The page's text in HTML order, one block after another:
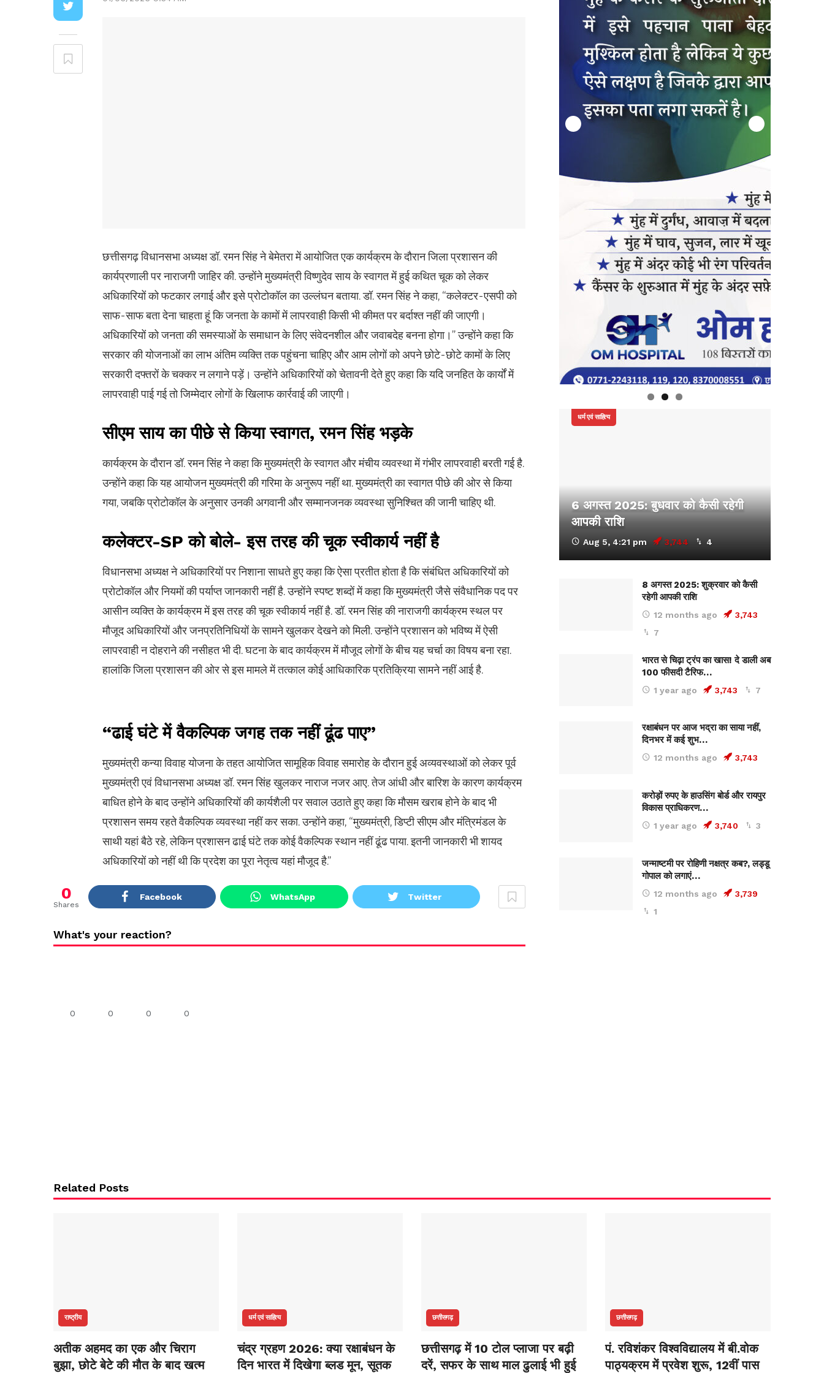
छत्तीसगढ़ विधानसभा अध्यक्ष डॉ. रमन सिंह ने बेमेतरा में आयोजित एक कार्यक्रम के दौरान जिला प्रशासन की
कार्यप्रणाली पर नाराजगी जाहिर की. उन्होंने मुख्यमंत्री विष्णुदेव साय के स्वागत में हुई कथित चूक को लेकर
अधिकारियों को फटकार लगाई और इसे प्रोटोकॉल का उल्लंघन बताया. डॉ. रमन सिंह ने कहा, “कलेक्टर-एसपी को
साफ-साफ बता देना चाहता हूं कि जनता के कामों में लापरवाही किसी भी कीमत पर बर्दाश्त नहीं की जाएगी।
अधिकारियों को जनता की समस्याओं के समाधान के लिए संवेदनशील और जवाबदेह बनना होगा।” उन्होंने कहा कि
सरकार की योजनाओं का लाभ अंतिम व्यक्ति तक पहुंचना चाहिए और आम लोगों को अपने छोटे-छोटे कामों के लिए
सरकारी दफ्तरों के चक्कर न लगाने पड़ें। उन्होंने अधिकारियों को चेतावनी देते हुए कहा कि यदि जनहित के कार्यों में
लापरवाही पाई गई तो जिम्मेदार लोगों के खिलाफ कार्रवाई की जाएगी।
सीएम साय का पीछे से किया स्वागत, रमन सिंह भड़के
कार्यक्रम के दौरान डॉ. रमन सिंह ने कहा कि मुख्यमंत्री के स्वागत और मंचीय व्यवस्था में गंभीर लापरवाही बरती गई है.
उन्होंने कहा कि यह आयोजन मुख्यमंत्री की गरिमा के अनुरूप नहीं था. मुख्यमंत्री का स्वागत पीछे की ओर से किया
गया, जबकि प्रोटोकॉल के अनुसार उनकी अगवानी और सम्मानजनक व्यवस्था सुनिश्चित की जानी चाहिए थी.
कलेक्टर-SP को बोले- इस तरह की चूक स्वीकार्य नहीं है
विधानसभा अध्यक्ष ने अधिकारियों पर निशाना साधते हुए कहा कि ऐसा प्रतीत होता है कि संबंधित अधिकारियों को
प्रोटोकॉल और नियमों की पर्याप्त जानकारी नहीं है. उन्होंने स्पष्ट शब्दों में कहा कि मुख्यमंत्री जैसे संवैधानिक पद पर
आसीन व्यक्ति के कार्यक्रम में इस तरह की चूक स्वीकार्य नहीं है. डॉ. रमन सिंह की नाराजगी कार्यक्रम स्थल पर
मौजूद अधिकारियों और जनप्रतिनिधियों के सामने खुलकर देखने को मिली. उन्होंने प्रशासन को भविष्य में ऐसी
लापरवाही न दोहराने की नसीहत भी दी. घटना के बाद कार्यक्रम में मौजूद लोगों के बीच यह चर्चा का विषय बना रहा.
हालांकि जिला प्रशासन की ओर से इस मामले में तत्काल कोई आधिकारिक प्रतिक्रिया सामने नहीं आई है.
“ढाई घंटे में वैकल्पिक जगह तक नहीं ढूंढ पाए”
मुख्यमंत्री कन्या विवाह योजना के तहत आयोजित सामूहिक विवाह समारोह के दौरान हुई अव्यवस्थाओं को लेकर पूर्व
मुख्यमंत्री एवं विधानसभा अध्यक्ष डॉ. रमन सिंह खुलकर नाराज नजर आए. तेज आंधी और बारिश के कारण कार्यक्रम
बाधित होने के बाद उन्होंने अधिकारियों की कार्यशैली पर सवाल उठाते हुए कहा कि मौसम खराब होने के बाद भी
प्रशासन समय रहते वैकल्पिक व्यवस्था नहीं कर सका. उन्होंने कहा, “मुख्यमंत्री, डिप्टी सीएम और मंत्रिमंडल के
साथी यहां बैठे रहे, लेकिन प्रशासन ढाई घंटे तक कोई वैकल्पिक स्थान नहीं ढूंढ पाया. इतनी जानकारी भी शायद
अधिकारियों को नहीं थी कि प्रदेश का पूरा नेतृत्व यहां मौजूद है.”
0
Shares
Facebook WhatsApp Twitter
What's your reaction?
0 0 0 0
धर्म एवं साहित्य
6 अगस्त 2025: बुधवार को कैसी रहेगी
आपकी राशि
Aug 5, 4:21 pm 3,744 4
8 अगस्त 2025: शुक्रवार को कैसी
रहेगी आपकी राशि
12 months ago
3,743
7
भारत से चिढ़ा ट्रंप का खास! दे डाली अब
100 फीसदी टैरिफ…
1 year ago 3,743 7
रक्षाबंधन पर आज भद्रा का साया नहीं,
दिनभर में कई शुभ…
12 months ago 3,743
करोड़ों रुपए के हाउसिंग बोर्ड और रायपुर
विकास प्राधिकरण…
1 year ago 3,740 3
जन्माष्टमी पर रोहिणी नक्षत्र कब?, लड्डू
गोपाल को लगाएं…
12 months ago
3,739
1
Related Posts
राष्ट्रीय
अतीक अहमद का एक और चिराग
बुझा, छोटे बेटे की मौत के बाद खत्म
धर्म एवं साहित्य
चंद्र ग्रहण 2026: क्या रक्षाबंधन के
दिन भारत में दिखेगा ब्लड मून, सूतक
छत्तीसगढ़
छत्तीसगढ़ में 10 टोल प्लाजा पर बढ़ी
दरें, सफर के साथ माल ढुलाई भी हुई
छत्तीसगढ़
पं. रविशंकर विश्वविद्यालय में बी.वोक
पाठ्यक्रम में प्रवेश शुरू, 12वीं पास